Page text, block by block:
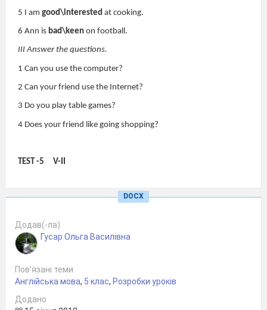
5 I am good\interested at cooking.
6 Ann is bad\keen on football.
III Answer the questions.
1 Can you use the computer?
2 Can your friend use the Internet?
3 Do you play table games?
4 Does your friend like going shopping?
TEST -5 V-II
1You and Bettyare pupils.
3Kate and Iare crazy about music.
4(I\My)
5 (You\Your) house is nice.
DOCX
Додав(-ла)
Гусар Ольга Василівна
Пов’язані теми
Англійська мова, 5 клас, Розробки уроків
Додано